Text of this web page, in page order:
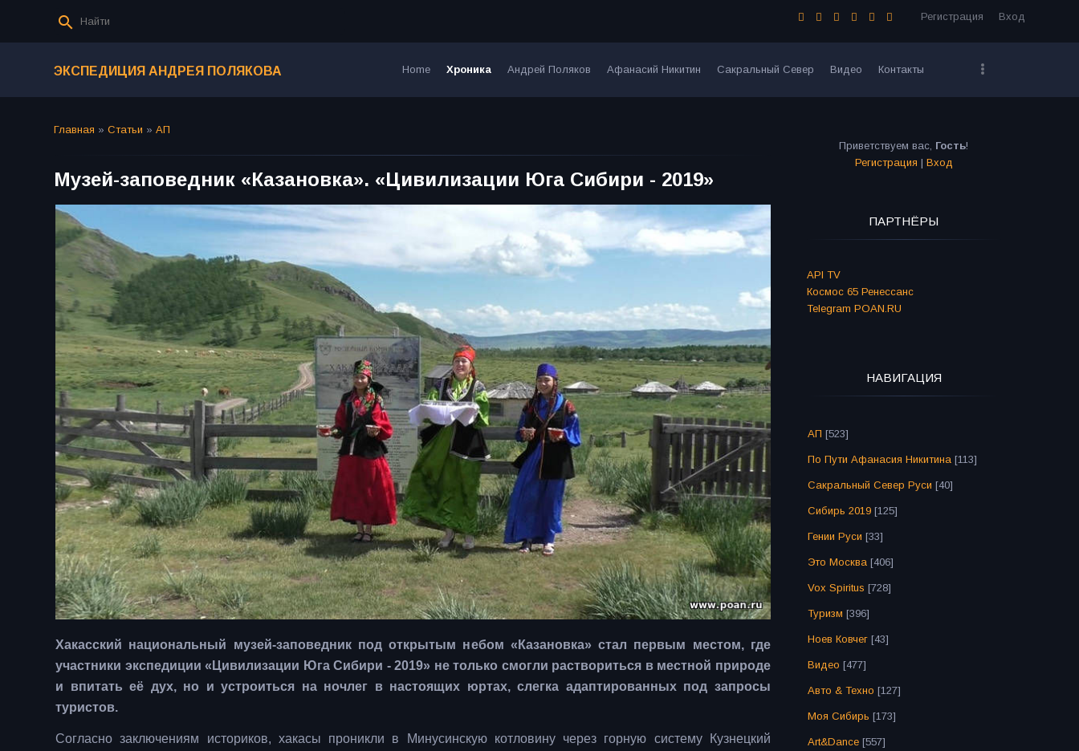
Регистрация Вход
ЭКСПЕДИЦИЯ АНДРЕЯ ПОЛЯКОВА Home Хроника Андрей Поляков Афанасий Никитин Сакральный Север Видео Контакты
Главная » Статьи » АП
Музей-заповедник «Казановка». «Цивилизации Юга Сибири - 2019»
Хакасский национальный музей-заповедник под открытым небом «Казановка» стал первым местом, где
участники экспедиции «Цивилизации Юга Сибири - 2019» не только смогли раствориться в местной природе
и впитать её дух, но и устроиться на ночлег в настоящих юртах, слегка адаптированных под запросы
туристов.
Согласно заключениям историков, хакасы проникли в Минусинскую котловину через горную систему Кузнецкий
Приветствуем вас, Гость!
Регистрация | Вход
ПАРТНЁРЫ
API TV
Космос 65 Ренессанс
Telegram POAN.RU
НАВИГАЦИЯ
АП [523]
По Пути Афанасия Никитина [113]
Сакральный Север Руси [40]
Сибирь 2019 [125]
Гении Руси [33]
Это Москва [406]
Vox Spiritus [728]
Туризм [396]
Ноев Ковчег [43]
Видео [477]
Авто & Техно [127]
Моя Сибирь [173]
Art&Dance [557]